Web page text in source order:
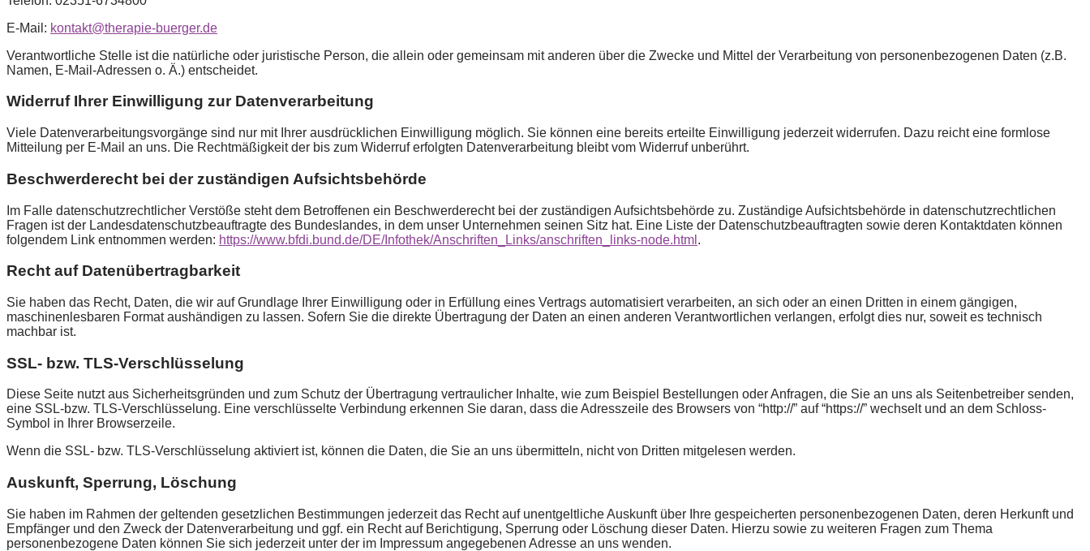
E-Mail: kontakt@therapie-buerger.de
Verantwortliche Stelle ist die natürliche oder juristische Person, die allein oder gemeinsam mit anderen über die Zwecke und Mittel der Verarbeitung von personenbezogenen Daten (z.B.
Namen, E-Mail-Adressen o. Ä.) entscheidet.
Widerruf Ihrer Einwilligung zur Datenverarbeitung
Viele Datenverarbeitungsvorgänge sind nur mit Ihrer ausdrücklichen Einwilligung möglich. Sie können eine bereits erteilte Einwilligung jederzeit widerrufen. Dazu reicht eine formlose
Mitteilung per E-Mail an uns. Die Rechtmäßigkeit der bis zum Widerruf erfolgten Datenverarbeitung bleibt vom Widerruf unberührt.
Beschwerderecht bei der zuständigen Aufsichtsbehörde
Im Falle datenschutzrechtlicher Verstöße steht dem Betroffenen ein Beschwerderecht bei der zuständigen Aufsichtsbehörde zu. Zuständige Aufsichtsbehörde in datenschutzrechtlichen
Fragen ist der Landesdatenschutzbeauftragte des Bundeslandes, in dem unser Unternehmen seinen Sitz hat. Eine Liste der Datenschutzbeauftragten sowie deren Kontaktdaten können
folgendem Link entnommen werden: https://www.bfdi.bund.de/DE/Infothek/Anschriften_Links/anschriften_links-node.html .
Recht auf Datenübertragbarkeit
Sie haben das Recht, Daten, die wir auf Grundlage Ihrer Einwilligung oder in Erfüllung eines Vertrags automatisiert verarbeiten, an sich oder an einen Dritten in einem gängigen,
maschinenlesbaren Format aushändigen zu lassen. Sofern Sie die direkte Übertragung der Daten an einen anderen Verantwortlichen verlangen, erfolgt dies nur, soweit es technisch
machbar ist.
SSL- bzw. TLS-Verschlüsselung
Diese Seite nutzt aus Sicherheitsgründen und zum Schutz der Übertragung vertraulicher Inhalte, wie zum Beispiel Bestellungen oder Anfragen, die Sie an uns als Seitenbetreiber senden,
eine SSL-bzw. TLS-Verschlüsselung. Eine verschlüsselte Verbindung erkennen Sie daran, dass die Adresszeile des Browsers von “http://” auf “https://” wechselt und an dem Schloss-
Symbol in Ihrer Browserzeile.
Wenn die SSL- bzw. TLS-Verschlüsselung aktiviert ist, können die Daten, die Sie an uns übermitteln, nicht von Dritten mitgelesen werden.
Auskunft, Sperrung, Löschung
Sie haben im Rahmen der geltenden gesetzlichen Bestimmungen jederzeit das Recht auf unentgeltliche Auskunft über Ihre gespeicherten personenbezogenen Daten, deren Herkunft und
Empfänger und den Zweck der Datenverarbeitung und ggf. ein Recht auf Berichtigung, Sperrung oder Löschung dieser Daten. Hierzu sowie zu weiteren Fragen zum Thema
personenbezogene Daten können Sie sich jederzeit unter der im Impressum angegebenen Adresse an uns wenden.